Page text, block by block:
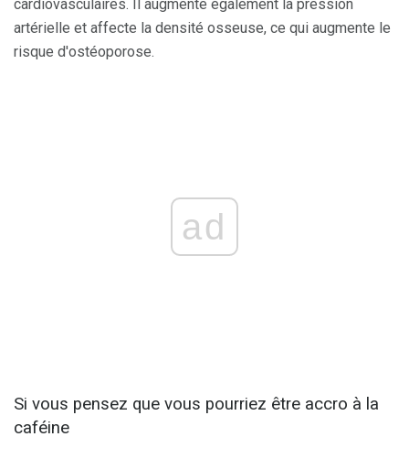
cardiovasculaires. Il augmente également la pression
artérielle et affecte la densité osseuse, ce qui augmente le
risque d'ostéoporose.
ad
Si vous pensez que vous pourriez être accro à la
caféine